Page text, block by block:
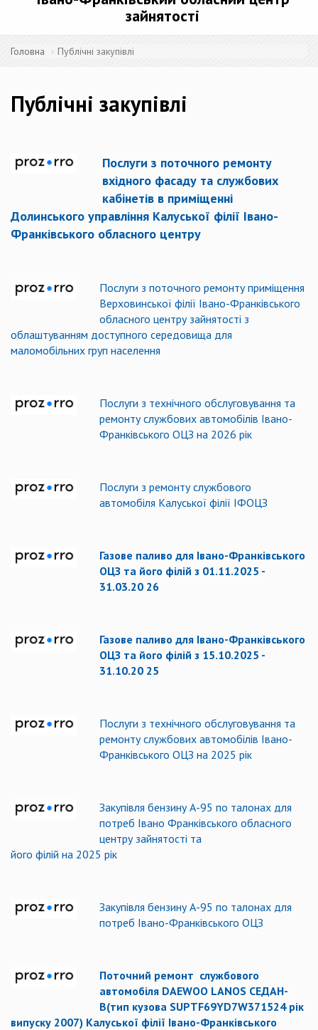
зайнятості
Головна Публічні закупівлі
Публічні закупівлі
Послуги з поточного ремонту
вхідного фасаду та службових
кабінетів в приміщенні
Долинського управління Калуської філії Івано-
Франківського обласного центру
Послуги з поточного ремонту приміщення
Верховинської філії Івано-Франківського
обласного центру зайнятості з
облаштуванням доступного середовища для
маломобільних груп населення
Послуги з технічного обслуговування та
ремонту службових автомобілів Івано-
Франківського ОЦЗ на 2026 рік
Послуги з ремонту службового
автомобіля Калуської філії ІФОЦЗ
Газове паливо для Івано-Франківського
ОЦЗ та його філій з 01.11.2025 -
31.03.20 26
Газове паливо для Івано-Франківського
ОЦЗ та його філій з 15.10.2025 -
31.10.20 25
Послуги з технічного обслуговування та
ремонту службових автомобілів Івано-
Франківського ОЦЗ на 2025 рік
Закупівля бензину А-95 по талонах для
потреб Івано Франківського обласного
центру зайнятості та
його філій на 2025 рік
Закупівля бензину А-95 по талонах для
потреб Івано-Франківського ОЦЗ
Поточний ремонт службового
автомобіля DAEWOO LANOS СЕДАН-
В(тип кузова SUPTF69YD7W371524 рік
випуску 2007) Калуської філії Івано-Франківського